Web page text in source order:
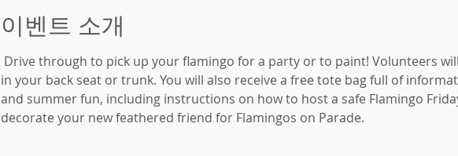
이벤트 소개
Drive through to pick up your flamingo for a party or to paint! Volunteers
in your back seat or trunk. You will also receive a free tote bag full of
and summer fun, including instructions on how to host a safe Flamingo
decorate your new feathered friend for Flamingos on Parade.